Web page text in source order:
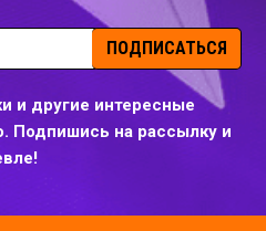
ПОДПИСАТЬСЯ
и другие интересные
Подпишись на рассылку и